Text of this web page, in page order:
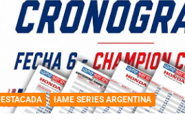
IAME SERIES ARGENTINA